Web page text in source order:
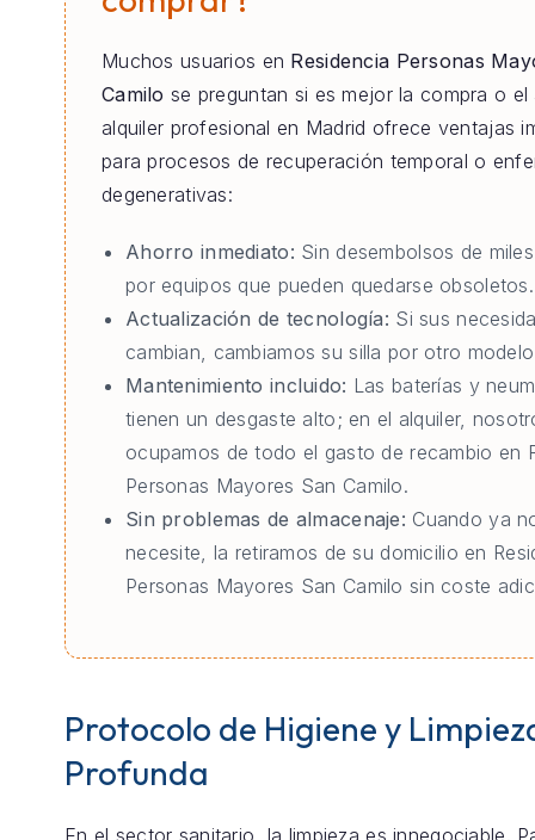
Muchos usuarios en Residencia Personas
Camilo se preguntan si es mejor la compra o el
alquiler profesional en Madrid ofrece ventajas
para procesos de recuperación temporal o
degenerativas:
Ahorro inmediato: Sin desembolsos de
por equipos que pueden quedarse obsoletos.
Actualización de tecnología: Si sus
cambian, cambiamos su silla por otro
Mantenimiento incluido: Las baterías y
tienen un desgaste alto; en el alquiler,
ocupamos de todo el gasto de recambio en
Personas Mayores San Camilo.
Sin problemas de almacenaje: Cuando ya
necesite, la retiramos de su domicilio en
Personas Mayores San Camilo sin coste
Protocolo de Higiene y
Profunda
En el sector sanitario, la limpieza es innegociable.